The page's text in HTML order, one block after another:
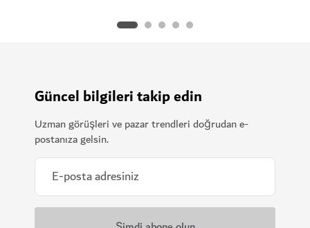
Güncel bilgileri takip edin
Uzman görüşleri ve pazar trendleri doğrudan e-
postanıza gelsin.